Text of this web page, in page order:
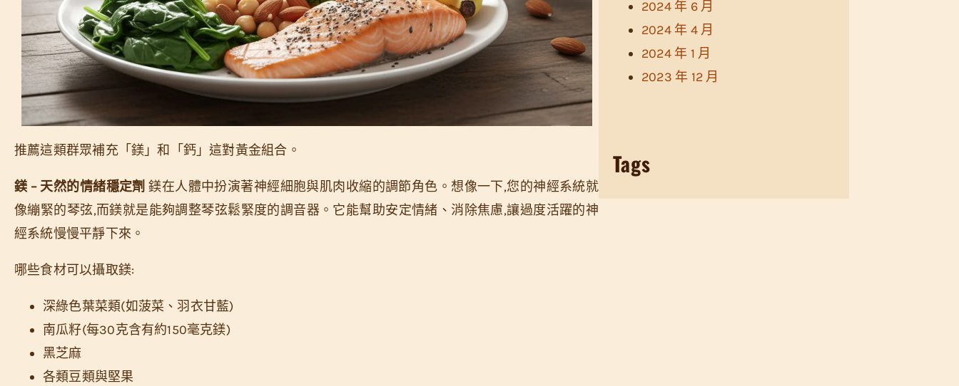
推薦這類群眾補充「鎂」和「鈣」這對黃金組合。
鎂 – 天然的情緒穩定劑 鎂在人體中扮演著神經細胞與肌肉收縮的調節角色。想像一下,您的神經系統就
像繃緊的琴弦,而鎂就是能夠調整琴弦鬆緊度的調音器。它能幫助安定情緒、消除焦慮,讓過度活躍的神
經系統慢慢平靜下來。
哪些食材可以攝取鎂:
深綠色葉菜類(如菠菜、羽衣甘藍)
南瓜籽(每30克含有約150毫克鎂)
黑芝麻
各類豆類與堅果
2024 年 6 月
2024 年 4 月
2024 年 1 月
2023 年 12 月
Tags